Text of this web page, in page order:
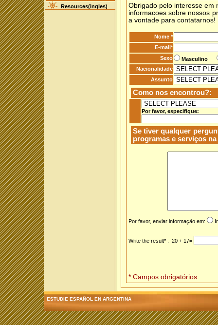
Resources(ingles)
Obrigado pelo interesse em
informacoes sobre nossos
a vontade para contatarnos!
Nome *
E-mail*
Sexo
Masculino
Nacionalidade
Assunto
Como nos encontrou?:
Por favor, especifique:
Se tiver qualquer
programas e serviços
Por favor, enviar informação em:
Write the result* : 20 + 17=
* Campos obrigatórios.
ESTUDIE ESPAÑOL EN ARGENTINA